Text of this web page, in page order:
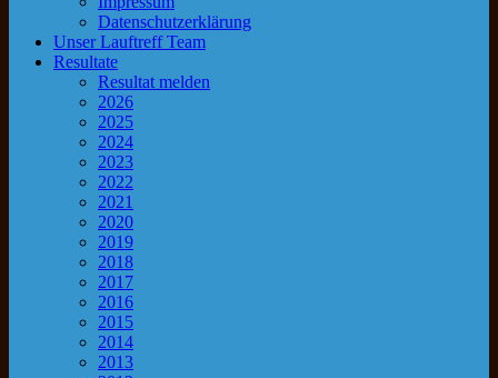
Datenschutzerklärung
Unser Lauftreff Team
Resultate
Resultat melden
2026
2025
2024
2023
2022
2021
2020
2019
2018
2017
2016
2015
2014
2013